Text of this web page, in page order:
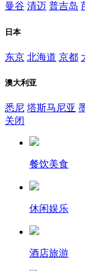
曼谷 清迈 普吉岛
日本
东京 北海道 京都
澳大利亚
悉尼 塔斯马尼亚
关闭
餐饮美食
休闲娱乐
酒店旅游